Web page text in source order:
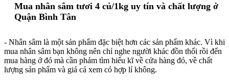
Mua nhân sâm tươi 4 củ/1kg uy tín và chất lượng ở
Quận Bình Tân
- Nhân sâm là một sản phẩm đặc biệt hơn các sản phẩm khác. Vì khi
mua nhân sâm bạn không nên chỉ nghe người khác đồn thổi rồi đến
mua hàng ở đó mà cần phảm tìm hiểu kĩ về cửa hàng đó, về chất
lượng sản phẩm và giá cả xem có hợp lí không.